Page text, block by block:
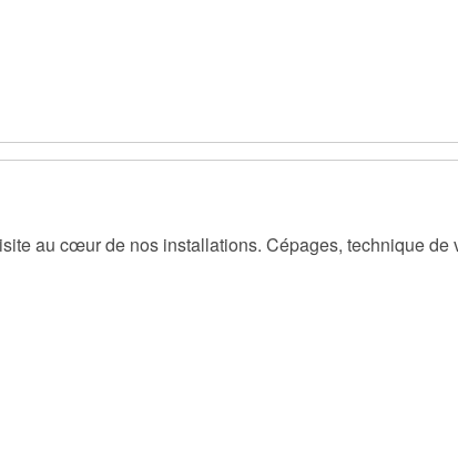
au cœur de nos installations. Cépages, technique